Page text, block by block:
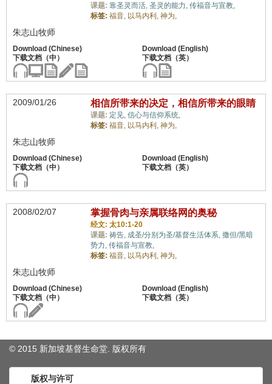
课题: 靠圣灵而活, 圣灵的能力, 传福音与宣教,
标签: 福音, 以马内利, 神为,
朱志山牧师
2009/01/26 相信所带来的决定，相信所带来的眼睛
课题: 定见, 信心与信仰系统,
标签: 福音, 以马内利, 神为,
朱志山牧师
2008/02/07 掌握骨肉与亲属联络网的奥秘
经文: 太10:1-20
课题: 祷告, 成圣/分别为圣/基督生活体系, 撒但/黑暗
势力, 传福音与宣教,
标签: 福音, 以马内利, 神为,
朱志山牧师
© 2015 新加坡基督生命堂. 版权所有
版权与许可